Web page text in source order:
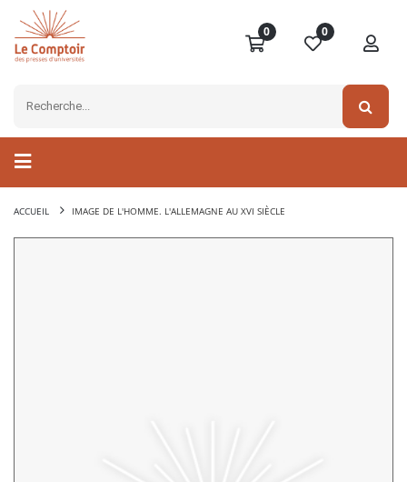
0 0
ACCUEIL IMAGE DE L'HOMME. L'ALLEMAGNE AU XVI SIÈCLE